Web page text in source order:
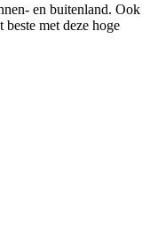
en buitenland. Ook
met deze hoge